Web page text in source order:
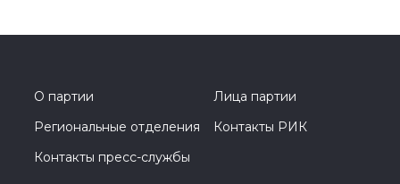
О партии
Лица партии
Региональные отделения
Контакты РИК
Контакты пресс-службы